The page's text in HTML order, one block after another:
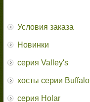
Условия заказа
Новинки
серия Valley's
хосты серии Buffalo
серия Holar